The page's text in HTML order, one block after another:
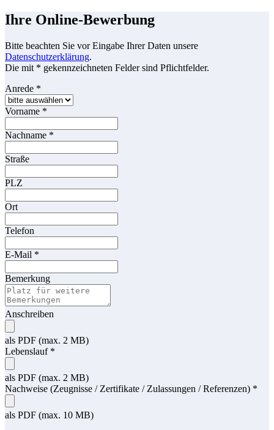
Ihre Online-Bewerbung
Bitte beachten Sie vor Eingabe Ihrer Daten unsere
Datenschutzerklärung.
Die mit * gekennzeichneten Felder sind Pflichtfelder.
Anrede *
Vorname *
Nachname *
Straße
PLZ
Ort
Telefon
E-Mail *
Bemerkung
Anschreiben
als PDF (max. 2 MB)
Lebenslauf *
als PDF (max. 2 MB)
Nachweise (Zeugnisse / Zertifikate / Zulassungen / Referenzen) *
als PDF (max. 10 MB)